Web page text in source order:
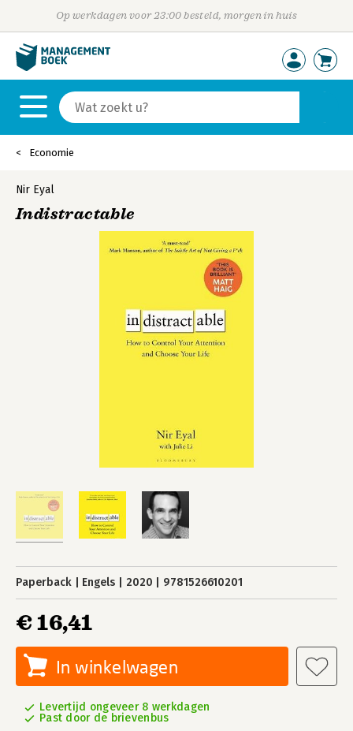
Op werkdagen voor 23:00 besteld, morgen in huis
Economie
Nir Eyal
Indistractable
Paperback Engels 2020 9781526610201
€ 16,41
In winkelwagen
Levertijd ongeveer 8 werkdagen
Past door de brievenbus